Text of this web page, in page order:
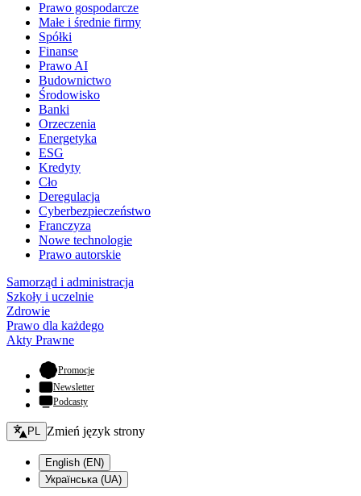
Prawo gospodarcze
Małe i średnie firmy
Spółki
Finanse
Prawo AI
Budownictwo
Środowisko
Banki
Orzeczenia
Energetyka
ESG
Kredyty
Cło
Deregulacja
Cyberbezpieczeństwo
Franczyza
Nowe technologie
Prawo autorskie
Samorząd i administracja
Szkoły i uczelnie
Zdrowie
Prawo dla każdego
Akty Prawne
Promocje- otwiera się w nowej karcie
Newsletter
Podcasty
Zmień język - bieżący:
PL Zmień język strony
English (EN)
Українська (UA)